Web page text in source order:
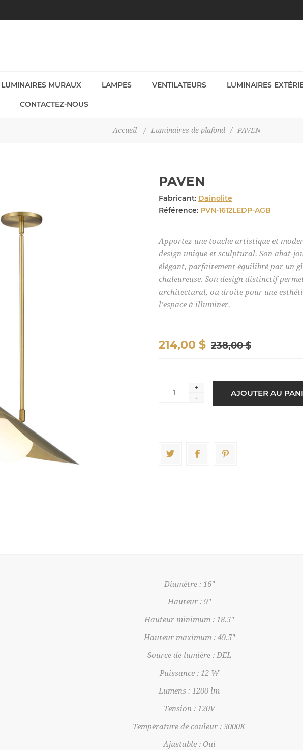
LUMINAIRES MURAUX LAMPES VENTILATEURS LUMINAIRES
CONTACTEZ-NOUS
Accueil / Luminaires de plafond / PAVEN
PAVEN
Fabricant: Dainolite
Référence: PVN-1612LEDP-AGB
Apportez une touche artistique et
design unique et sculptural. Son abat-
élégant, parfaitement équilibré par un
chaleureuse. Son design distinctif
architectural, ou droite pour une
l’espace à illuminer.
238,00 $
214,00 $
+
-
Diamètre : 16"
Hauteur : 9"
Hauteur minimum : 18.5"
Hauteur maximum : 49.5"
Source de lumière : DEL
Puissance : 12 W
Lumens : 1200 lm
Tension : 120V
Température de couleur : 3000K
Ajustable : Oui